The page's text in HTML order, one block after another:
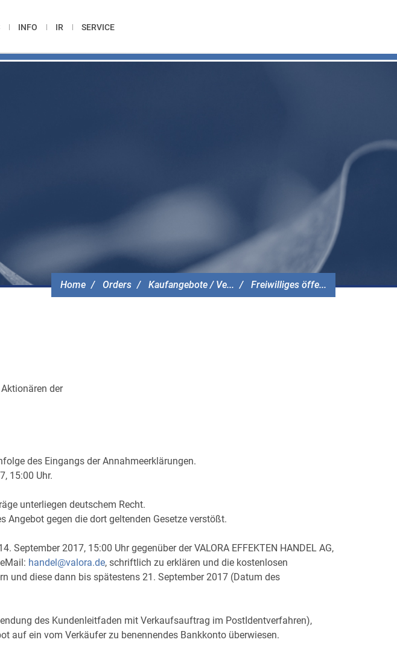
INFO IR SERVICE
Home Orders Kaufangebote / Ve... Freiwilliges öffe...
der
des Eingangs der Annahmeerklärungen.
15:00 Uhr.
unterliegen deutschem Recht.
gegen die dort geltenden Gesetze verstößt.
2017, 15:00 Uhr gegenüber der VALORA EFFEKTEN HANDEL AG,
handel@valora.de, schriftlich zu erklären und die kostenlosen
und diese dann bis spätestens 21. September 2017 (Datum des
des Kundenleitfaden mit Verkaufsauftrag im PostIdentverfahren),
auf ein vom Verkäufer zu benennendes Bankkonto überwiesen.